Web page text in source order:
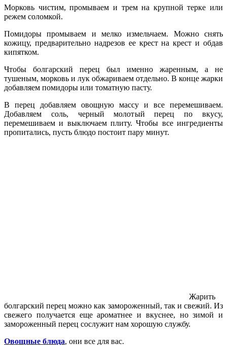
Морковь чистим, промываем и трем на крупной терке или
режем соломкой.
Помидоры промываем и мелко измельчаем. Можно снять
кожицу, предварительно надрезов ее крест на крест и обдав
кипятком.
Чтобы болгарский перец был именно жаренным, а не
тушеным, морковь и лук обжариваем отдельно. В конце жарки
добавляем помидоры или томатную пасту.
В перец добавляем овощную массу и все перемешиваем.
Добавляем соль, черный молотый перец по вкусу,
перемешиваем и выключаем плиту. Чтобы все ингредиенты
пропитались, пусть блюдо постоит пару минут.
Жарить
болгарский перец можно как замороженный, так и свежий. Из
свежего получается еще ароматнее и вкуснее, но зимой и
замороженный перец сослужит нам хорошую службу.
Овощные блюда, они все для вас.